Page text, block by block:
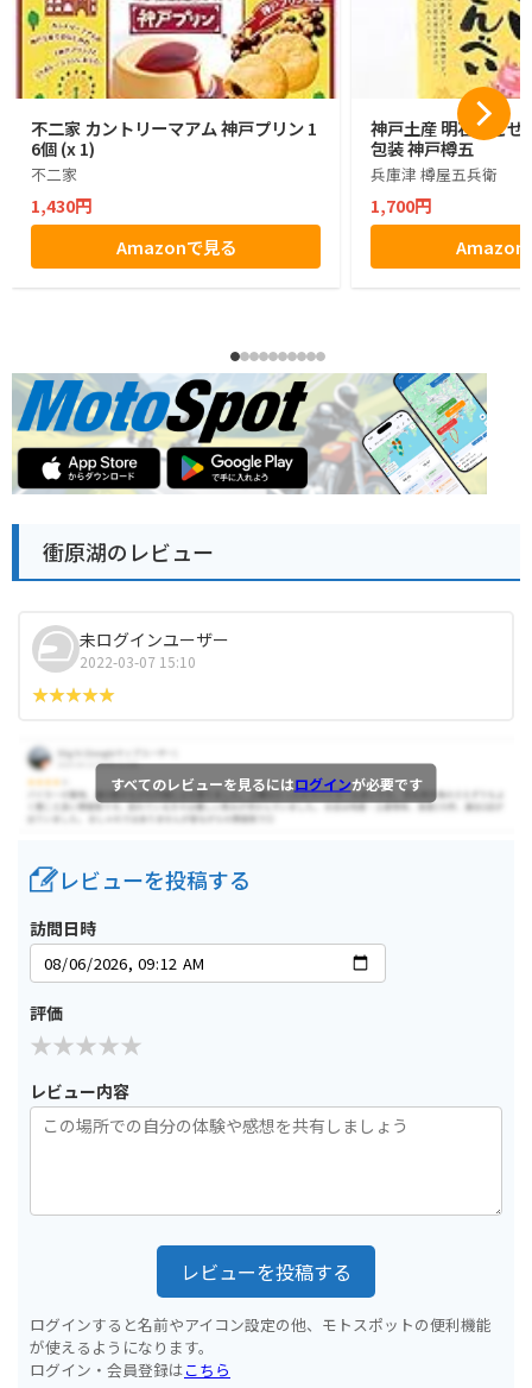
不二家 カントリーマアム 神戸プリン 1
6個 (x 1)
不二家
1,430円
Amazonで見る
神戸土産 明石たこせ
包装 神戸樽五
兵庫津 樽屋五兵衛
1,700円
Amazon
衝原湖のレビュー
未ログインユーザー
2022-03-07 15:10
すべてのレビューを見るにはログインが必要です
レビューを投稿する
訪問日時
評価
レビュー内容
レビューを投稿する
ログインすると名前やアイコン設定の他、モトスポットの便利機能
が使えるようになります。
ログイン・会員登録はこちら